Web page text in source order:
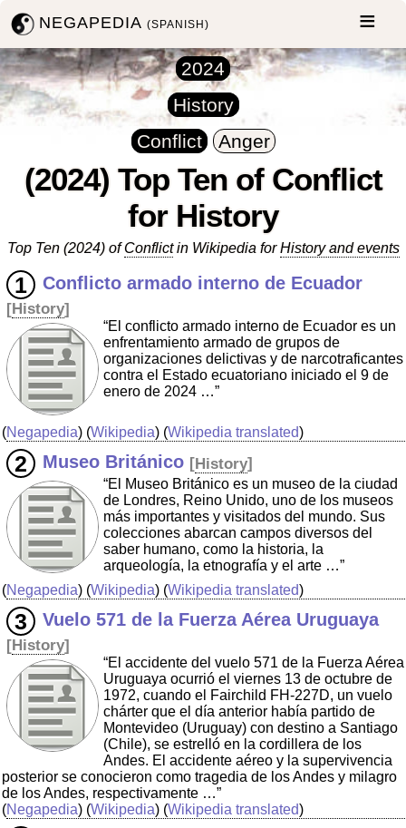
NEGAPEDIA(SPANISH)
2024
History
Conflict
Anger
(2024) Top Ten of Conflict
for History
Top Ten (2024) ofConflictin Wikipedia forHistory and events
Conflicto armado interno de Ecuador
[History]
“El conflicto armado interno de Ecuador es un
enfrentamiento armado de grupos de
organizaciones delictivas y de narcotraficantes
contra el Estado ecuatoriano iniciado el 9 de
enero de 2024 …”
(Negapedia) (Wikipedia) (Wikipedia translated)
Museo Británico [History]
“El Museo Británico es un museo de la ciudad
de Londres, Reino Unido, uno de los museos
más importantes y visitados del mundo. Sus
colecciones abarcan campos diversos del
saber humano, como la historia, la
arqueología, la etnografía y el arte …”
(Negapedia) (Wikipedia) (Wikipedia translated)
Vuelo 571 de la Fuerza Aérea Uruguaya
[History]
“El accidente del vuelo 571 de la Fuerza Aérea
Uruguaya ocurrió el viernes 13 de octubre de
1972, cuando el Fairchild FH-227D, un vuelo
chárter que el día anterior había partido de
Montevideo (Uruguay) con destino a Santiago
(Chile), se estrelló en la cordillera de los
Andes. El accidente aéreo y la supervivencia
posterior se conocieron como tragedia de los Andes y milagro
de los Andes, respectivamente …”
(Negapedia) (Wikipedia) (Wikipedia translated)